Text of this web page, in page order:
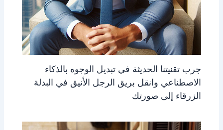
جرب تقنيتنا الحديثة في تبديل الوجوه بالذكاء
الاصطناعي وانقل بريق الرجل الأنيق في البدلة
الزرقاء إلى صورتك